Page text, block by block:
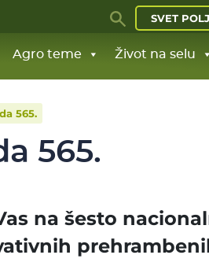
SVET
Agro teme Život na selu
565.
565.
na šesto